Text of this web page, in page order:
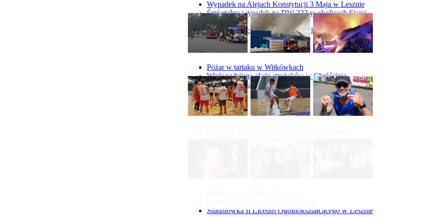
Wypadek na Alejach Konstytucji 3 Maja w Lesznie
Śmiertelny wypadek na DW 323 w okolicach Starej
Góry
Wypadek na obwodnicy Święciechowy
Pożar w tartaku w Witkówkach
Wielogodzinna akcja strażaków w Chróścinie
Pożar hali tartaku w Racocie
Studniówka II Liceum Ogólnokształcącego w Lesznie